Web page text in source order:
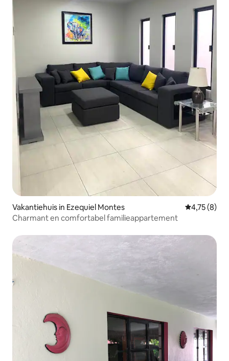
Vakantiehuis in Ezequiel Montes
4,75 (8)
Charmant en comfortabel familieappartement